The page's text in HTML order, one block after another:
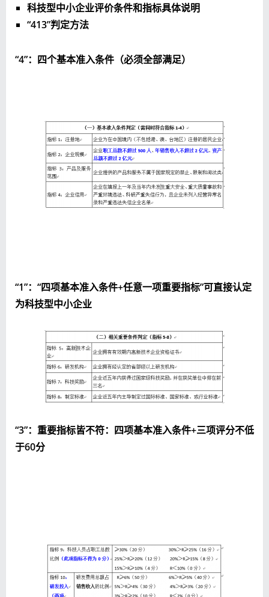
科技型中小企业评价条件和指标具体说明
“413”判定方法
“4”：四个基本准入条件（必须全部满足）
“1”：“四项基本准入条件+任意一项重要指标”可直接认定
为科技型中小企业
“3”：重要指标皆不符：四项基本准入条件+三项评分不低
于60分